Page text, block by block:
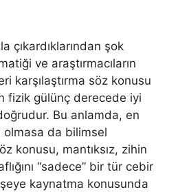
çıkardıklarından şok
ve araştırmacıların
karşılaştırma söz konusu
fizik gülünç derecede iyi
Bu anlamda, en
olmasa da bilimsel
konusu, mantıksız, zihin
“sadece” bir tür cebir
kaynatma konusunda